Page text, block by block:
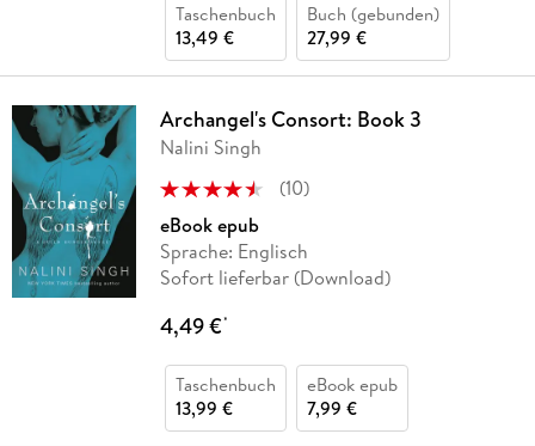
Taschenbuch
13,49 €
Buch (gebunden)
27,99 €
Archangel's Consort: Book 3
Nalini Singh
(10)
eBook epub
Sprache: Englisch
Sofort lieferbar (Download)
4,49 €*
Taschenbuch
13,99 €
eBook epub
7,99 €